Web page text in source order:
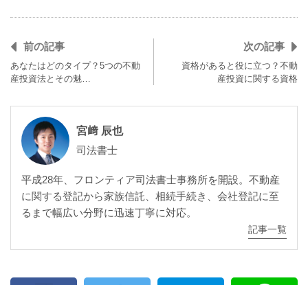
前の記事
あなたはどのタイプ？5つの不動
産投資法とその魅…
次の記事
資格があると役に立つ？不動
産投資に関する資格
宮﨑 辰也
司法書士
平成28年、フロンティア司法書士事務所を開設。不動産
に関する登記から家族信託、相続手続き、会社登記に至
るまで幅広い分野に迅速丁寧に対応。
記事一覧